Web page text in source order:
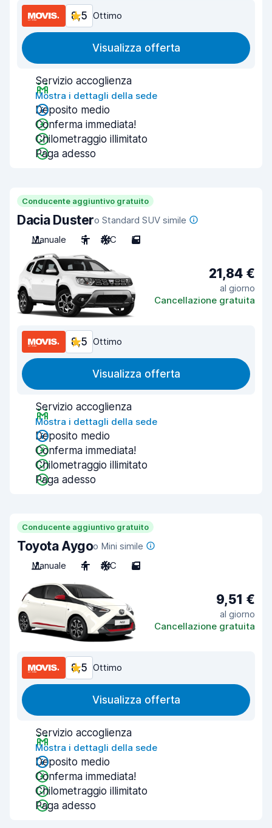
8,5 Ottimo
Visualizza offerta
Servizio accoglienza
Mostra i dettagli della sede
Deposito medio
Conferma immediata!
Chilometraggio illimitato
Paga adesso
Conducente aggiuntivo gratuito
Dacia Dustero Standard SUV simile
Manuale
5 A/C 5
21,84 €
al giorno
Cancellazione gratuita
8,5 Ottimo
Visualizza offerta
Servizio accoglienza
Mostra i dettagli della sede
Deposito medio
Conferma immediata!
Chilometraggio illimitato
Paga adesso
Conducente aggiuntivo gratuito
Toyota Aygoo Mini simile
Manuale
4 A/C 5
9,51 €
al giorno
Cancellazione gratuita
8,5 Ottimo
Visualizza offerta
Servizio accoglienza
Mostra i dettagli della sede
Deposito medio
Conferma immediata!
Chilometraggio illimitato
Paga adesso